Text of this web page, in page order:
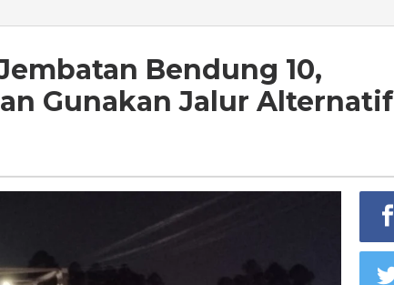
Bendung 10,
Gunakan Jalur Alternatif